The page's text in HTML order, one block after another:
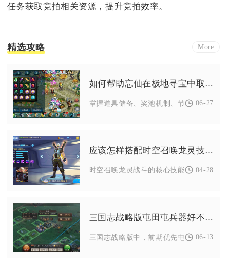
任务获取竞拍相关资源，提升竞拍效率。
精选攻略 More
如何帮助忘仙在极地寻宝中取得突破
掌握道具储备、奖池机制、节奏把控与资
06-27
应该怎样搭配时空召唤龙灵技能进行战斗
时空召唤龙灵战斗的核心技能搭配逻辑，
04-28
三国志战略版屯田屯兵器好不好
三国志战略版中，前期优先屯田、中期适
06-13